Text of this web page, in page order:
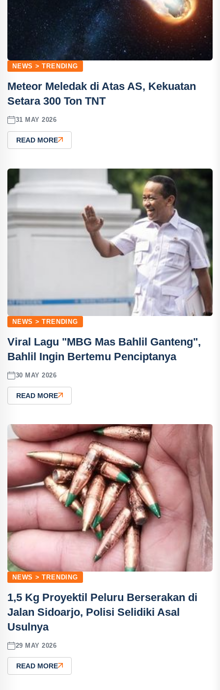
NEWS > TRENDING
Meteor Meledak di Atas AS, Kekuatan
Setara 300 Ton TNT
31 MAY 2026
READ MORE
NEWS > TRENDING
Viral Lagu "MBG Mas Bahlil Ganteng",
Bahlil Ingin Bertemu Penciptanya
30 MAY 2026
READ MORE
NEWS > TRENDING
1,5 Kg Proyektil Peluru Berserakan di
Jalan Sidoarjo, Polisi Selidiki Asal
Usulnya
29 MAY 2026
READ MORE